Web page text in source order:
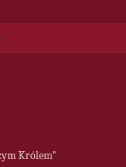
Królem"